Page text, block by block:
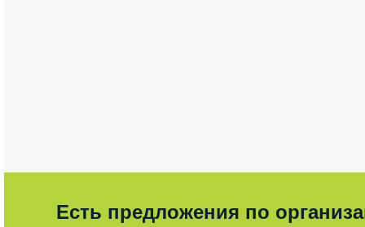
Есть предложения по